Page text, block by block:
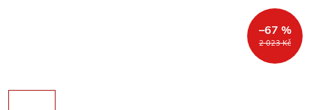
2 023 Kč
–67 %